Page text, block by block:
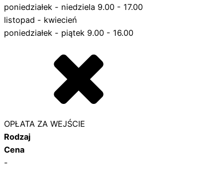
poniedziałek - niedziela 9.00 - 17.00
listopad - kwiecień
poniedziałek - piątek 9.00 - 16.00
OPŁATA ZA WEJŚCIE
Rodzaj
Cena
-